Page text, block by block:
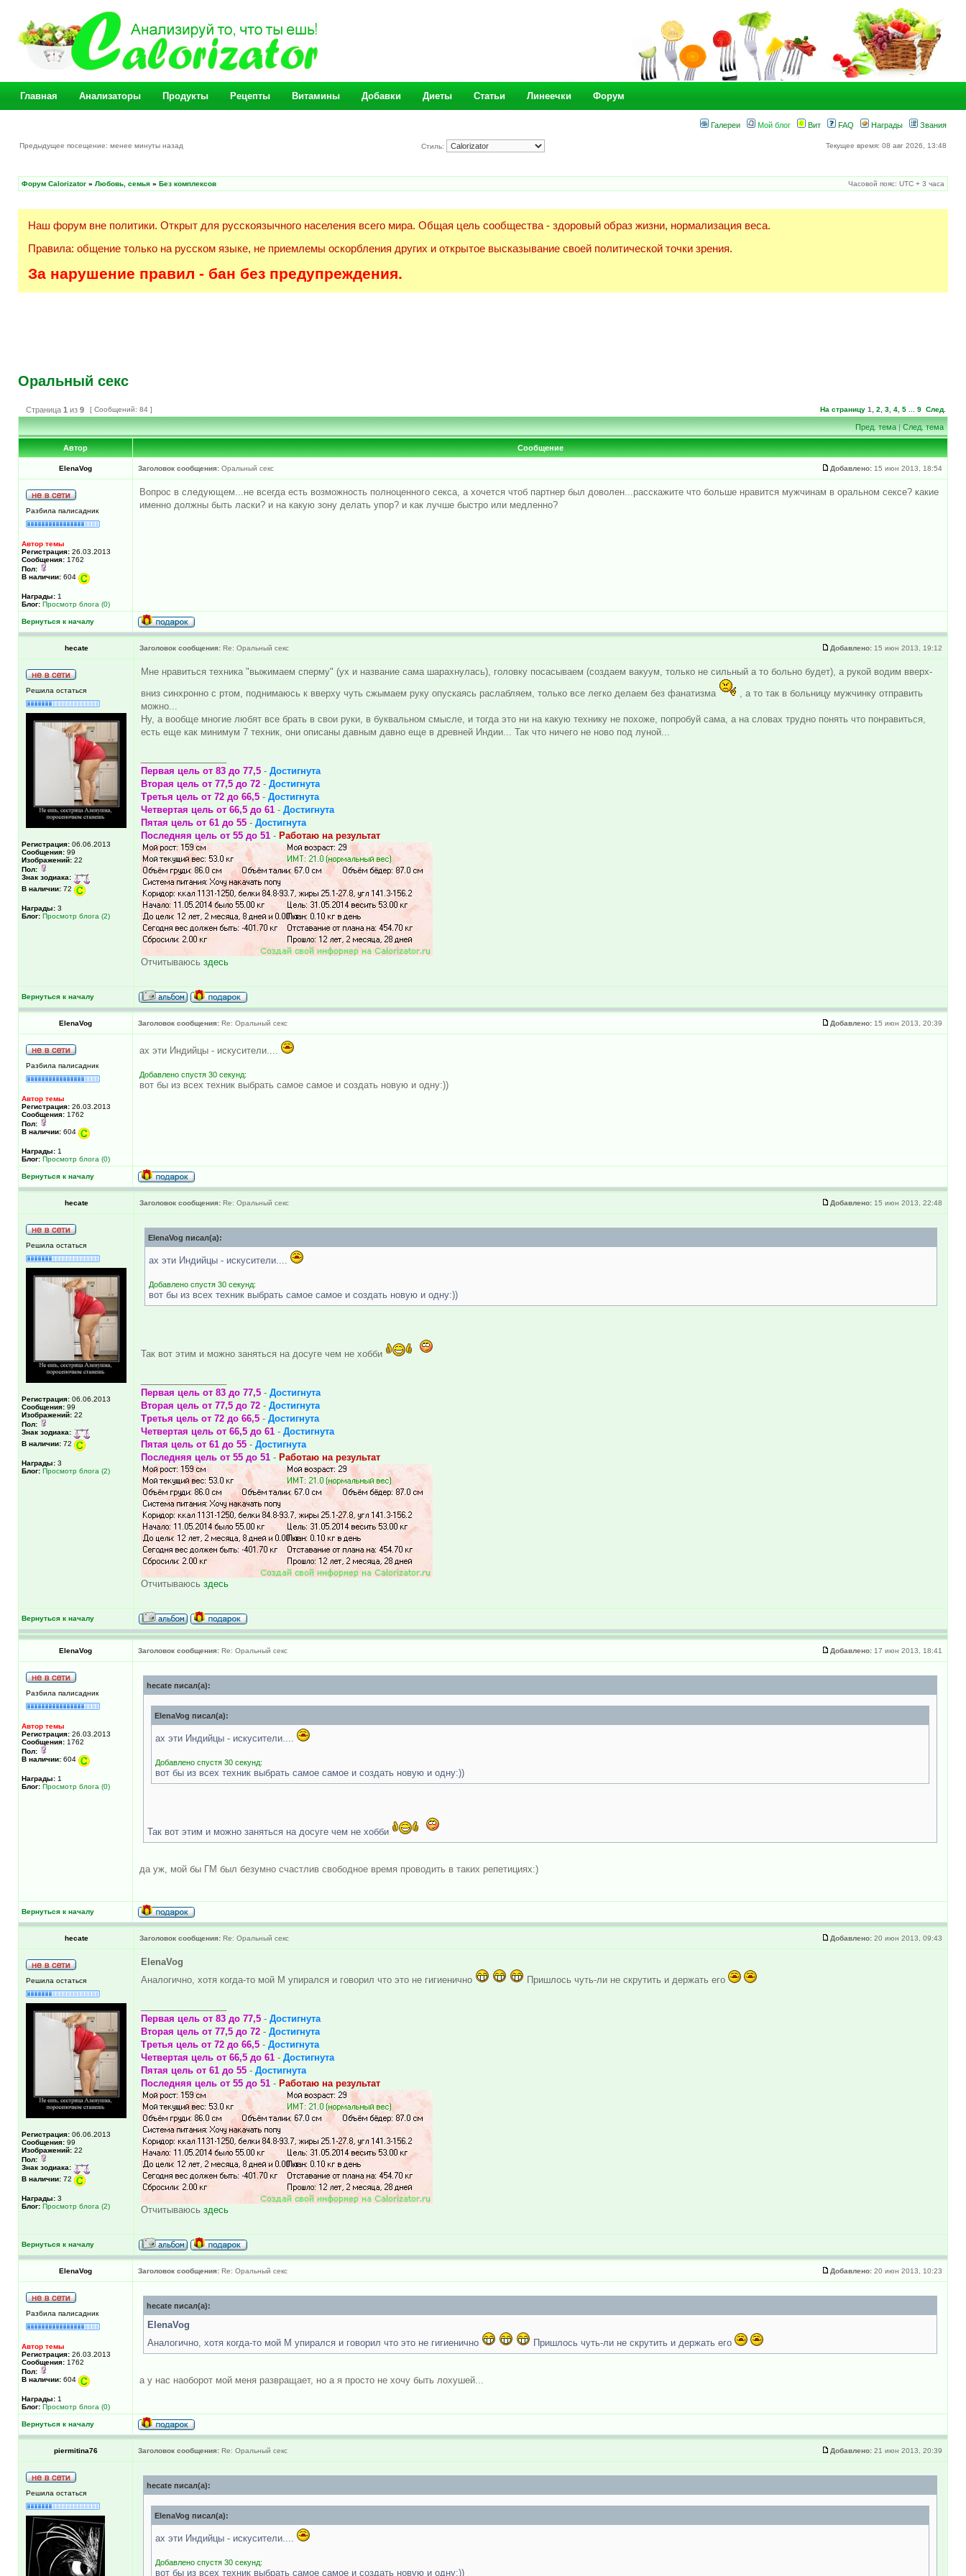
Главная Анализаторы Продукты Рецепты Витамины Добавки Диеты Статьи Линеечки Форум
Галереи Мой блог Вит FAQ Награды Звания
Предыдущее посещение: менее минуты назад Стиль: Текущее время: 08 авг 2026, 13:48
Форум Calorizator » Любовь, семья » Без комплексов Часовой пояс: UTC + 3 часа
Наш форум вне политики. Открыт для русскоязычного населения всего мира. Общая цель сообщества - здоровый образ жизни, нормализация веса.
Правила: общение только на русском языке, не приемлемы оскорбления других и открытое высказывание своей политической точки зрения.
За нарушение правил - бан без предупреждения.
Оральный секс
Страница 1 из 9 [ Сообщений: 84 ] На страницу 1 2 3 4 5 9 След.
Пред. тема|След. тема
Автор Сообщение
ElenaVog Заголовок сообщения: Оральный секс Добавлено: 15 июн 2013, 18:54
Разбила палисадник
Автор темы
Регистрация: 26.03.2013
Сообщения: 1762
Пол:
В наличии: 604
Награды: 1
Блог: Просмотр блога (0)
Вопрос в следующем...не всегда есть возможность полноценного секса, а хочется чтоб партнер был доволен...расскажите что больше нравится мужчинам в оральном сексе? какие
именно должны быть ласки? и на какую зону делать упор? и как лучше быстро или медленно?
Вернуться к началу
hecate Заголовок сообщения: Re: Оральный секс Добавлено: 15 июн 2013, 19:12
Решила остаться
Регистрация: 06.06.2013
Сообщения: 99
Изображений: 22
Пол:
Знак зодиака:
В наличии: 72
Награды: 3
Блог: Просмотр блога (2)
Мне нравиться техника "выжимаем сперму" (ух и название сама шарахнулась), головку посасываем (создаем вакуум, только не сильный а то больно будет), а рукой водим вверх-
вниз синхронно с ртом, поднимаюсь к вверху чуть сжымаем руку опускаясь раслабляем, только все легко делаем без фанатизма
, а то так в больницу мужчинку отправить
можно...
Ну, а вообще многие любят все брать в свои руки, в буквальном смысле, и тогда это ни на какую технику не похоже, попробуй сама, а на словах трудно понять что понравиться,
есть еще как минимум 7 техник, они описаны давным давно еще в древней Индии... Так что ничего не ново под луной...
Первая цель от 83 до 77,5 - Достигнута
Вторая цель от 77,5 до 72 - Достигнута
Третья цель от 72 до 66,5 - Достигнута
Четвертая цель от 66,5 до 61 - Достигнута
Пятая цель от 61 до 55 - Достигнута
Последняя цель от 55 до 51 - Работаю на результат
Отчитываюсь здесь
Вернуться к началу
ElenaVog Заголовок сообщения: Re: Оральный секс Добавлено: 15 июн 2013, 20:39
Разбила палисадник
Автор темы
Регистрация: 26.03.2013
Сообщения: 1762
Пол:
В наличии: 604
Награды: 1
Блог: Просмотр блога (0)
ах эти Индийцы - искусители....
Добавлено спустя 30 секунд:
вот бы из всех техник выбрать самое самое и создать новую и одну:))
Вернуться к началу
hecate Заголовок сообщения: Re: Оральный секс Добавлено: 15 июн 2013, 22:48
Решила остаться
Регистрация: 06.06.2013
Сообщения: 99
Изображений: 22
Пол:
Знак зодиака:
В наличии: 72
Награды: 3
Блог: Просмотр блога (2)
ElenaVog писал(а):
ах эти Индийцы - искусители....
Добавлено спустя 30 секунд:
вот бы из всех техник выбрать самое самое и создать новую и одну:))
Так вот этим и можно заняться на досуге чем не хобби
Первая цель от 83 до 77,5 - Достигнута
Вторая цель от 77,5 до 72 - Достигнута
Третья цель от 72 до 66,5 - Достигнута
Четвертая цель от 66,5 до 61 - Достигнута
Пятая цель от 61 до 55 - Достигнута
Последняя цель от 55 до 51 - Работаю на результат
Отчитываюсь здесь
Вернуться к началу
ElenaVog Заголовок сообщения: Re: Оральный секс Добавлено: 17 июн 2013, 18:41
Разбила палисадник
Автор темы
Регистрация: 26.03.2013
Сообщения: 1762
Пол:
В наличии: 604
Награды: 1
Блог: Просмотр блога (0)
hecate писал(а):
ElenaVog писал(а):
ах эти Индийцы - искусители....
Добавлено спустя 30 секунд:
вот бы из всех техник выбрать самое самое и создать новую и одну:))
Так вот этим и можно заняться на досуге чем не хобби
да уж, мой бы ГМ был безумно счастлив свободное время проводить в таких репетициях:)
Вернуться к началу
hecate Заголовок сообщения: Re: Оральный секс Добавлено: 20 июн 2013, 09:43
Решила остаться
Регистрация: 06.06.2013
Сообщения: 99
Изображений: 22
Пол:
Знак зодиака:
В наличии: 72
Награды: 3
Блог: Просмотр блога (2)
ElenaVog
Аналогично, хотя когда-то мой М упирался и говорил что это не гигиенично
Пришлось чуть-ли не скрутить и держать его
Первая цель от 83 до 77,5 - Достигнута
Вторая цель от 77,5 до 72 - Достигнута
Третья цель от 72 до 66,5 - Достигнута
Четвертая цель от 66,5 до 61 - Достигнута
Пятая цель от 61 до 55 - Достигнута
Последняя цель от 55 до 51 - Работаю на результат
Отчитываюсь здесь
Вернуться к началу
ElenaVog Заголовок сообщения: Re: Оральный секс Добавлено: 20 июн 2013, 10:23
Разбила палисадник
Автор темы
Регистрация: 26.03.2013
Сообщения: 1762
Пол:
В наличии: 604
Награды: 1
Блог: Просмотр блога (0)
hecate писал(а):
ElenaVog
Аналогично, хотя когда-то мой М упирался и говорил что это не гигиенично
Пришлось чуть-ли не скрутить и держать его
а у нас наоборот мой меня развращает, но а я просто не хочу быть лохушей...
Вернуться к началу
piermitina76 Заголовок сообщения: Re: Оральный секс Добавлено: 21 июн 2013, 20:39
Решила остаться
hecate писал(а):
ElenaVog писал(а):
ах эти Индийцы - искусители....
Добавлено спустя 30 секунд:
вот бы из всех техник выбрать самое самое и создать новую и одну:))